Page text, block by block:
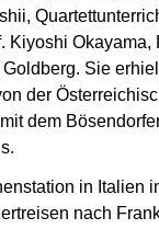
Kiyoshi Okayama,
Sie
der
dem
in Italien
nach